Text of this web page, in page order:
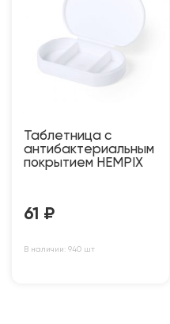
Таблетница с
антибактериальным
покрытием HEMPIX
61 ₽
В наличии: 940 шт